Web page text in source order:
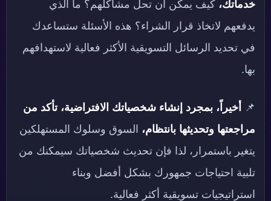
خدماتك، كيف يمكن أن تحل مشاكلهم؟ ما الذي
يدفعهم لاتخاذ قرار الشراء؟ هذه الأسئلة ستساعدك
في تحديد الرسائل التسويقية الأكثر فعالية لاستهدافهم
بها.
📌 أخيراً، بمجرد إنشاء شخصياتك الافتراضية، تأكد من
مراجعتها وتحديثها بانتظام، السوق وسلوك المستهلكين
يتغير باستمرار، لذا فإن تحديث شخصياتك سيمكنك من
تلبية احتياجات جمهورك بشكل أفضل وبناء
استراتيجيات تسويقية أكثر فعالية.